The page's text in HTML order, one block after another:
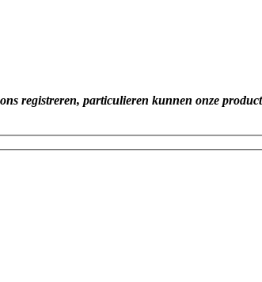
registreren, particulieren kunnen onze